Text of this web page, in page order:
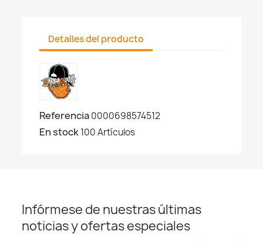
Detalles del producto
Referencia0000698574512
En stock100 Artículos
Infórmese de nuestras últimas
noticias y ofertas especiales